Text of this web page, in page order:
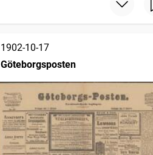
1902-10-17
Göteborgsposten